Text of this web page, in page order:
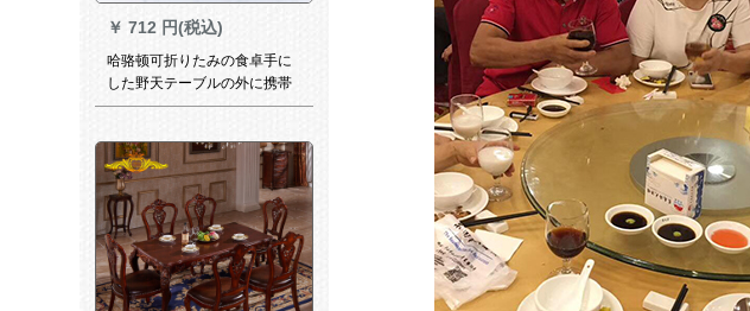
￥ 712 円(税込)
哈骆顿可折りたみの食卓手に
した野天テーブルの外に携帯
した簡易屋台で食事をするテ
ブル80 x 80高74 cm青